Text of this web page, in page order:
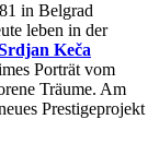
in Belgrad
leben in der
Keča
Porträt vom
Träume. Am
Prestigeprojekt